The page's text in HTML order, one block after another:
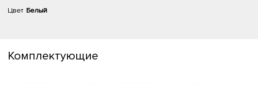
Цвет Белый
Комплектующие